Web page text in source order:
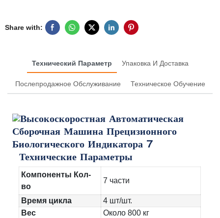
Share with:
Технический Параметр Упаковка И Доставка
Послепродажное Обслуживание Техническое Обучение
Технические Параметры
Компоненты Кол-
во
7 части
Время цикла
4 шт/шт.
Вес
Около 800 кг